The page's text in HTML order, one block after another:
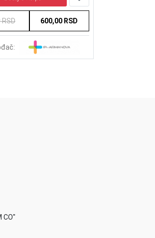
600,00 RSD
CO"